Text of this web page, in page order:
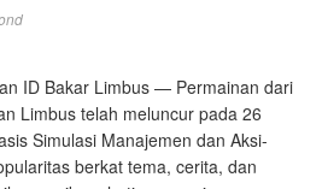
ID Bakar Limbus — Permainan dari
Limbus telah meluncur pada 26
Simulasi Manajemen dan Aksi-
berkat tema, cerita, dan